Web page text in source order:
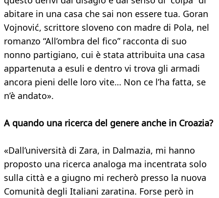
abitare in una casa che sai non essere tua. Goran
Vojnović, scrittore sloveno con madre di Pola, nel
romanzo “All’ombra del fico” racconta di suo
nonno partigiano, cui è stata attribuita una casa
appartenuta a esuli e dentro vi trova gli armadi
ancora pieni delle loro vite… Non ce l’ha fatta, se
n’è andato».
A quando una ricerca del genere anche in Croazia?
«Dall’università di Zara, in Dalmazia, mi hanno
proposto una ricerca analoga ma incentrata solo
sulla città e a giugno mi recherò presso la nuova
Comunità degli Italiani zaratina. Forse però in